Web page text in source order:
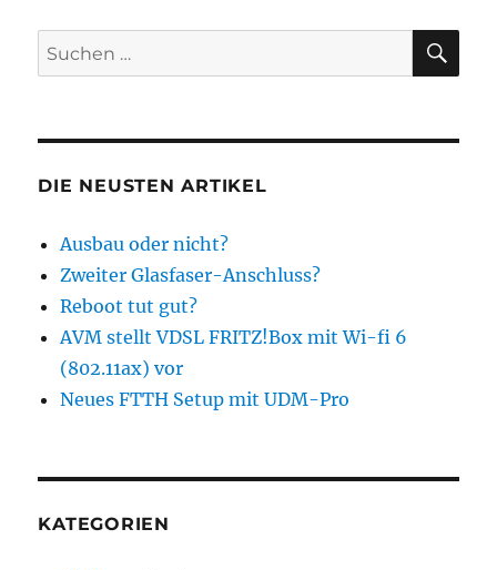
Suchen
nach:
DIE NEUSTEN ARTIKEL
Ausbau oder nicht?
Zweiter Glasfaser-Anschluss?
Reboot tut gut?
AVM stellt VDSL FRITZ!Box mit Wi-fi 6
(802.11ax) vor
Neues FTTH Setup mit UDM-Pro
KATEGORIEN